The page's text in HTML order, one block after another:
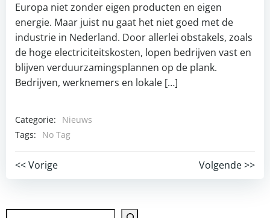
Europa niet zonder eigen producten en eigen
energie. Maar juist nu gaat het niet goed met de
industrie in Nederland. Door allerlei obstakels, zoals
de hoge electriciteitskosten, lopen bedrijven vast en
blijven verduurzamingsplannen op de plank.
Bedrijven, werknemers en lokale […]
Categorie:
Nieuws
Tags:
No Tag
Post
navigation
<< Vorige
Post
navigation
Volgende >>